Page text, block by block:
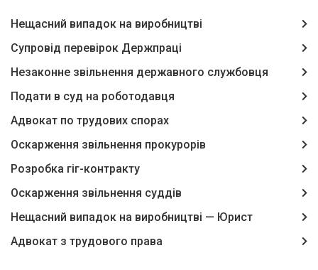
Нещасний випадок на виробництві
Супровід перевірок Держпраці
Незаконне звільнення державного службовця
Подати в суд на роботодавця
Адвокат по трудових спорах
Оскарження звільнення прокурорів
Розробка гіг-контракту
Оскарження звільнення суддів
Нещасний випадок на виробництві — Юрист
Адвокат з трудового права